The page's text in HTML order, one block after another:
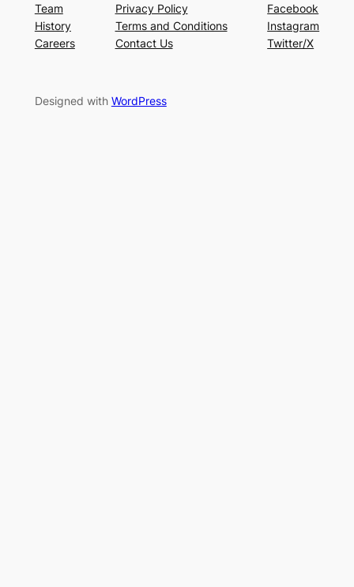
Team
History
Careers
Privacy Policy
Terms and Conditions
Contact Us
Facebook
Instagram
Twitter/X
Designed with WordPress